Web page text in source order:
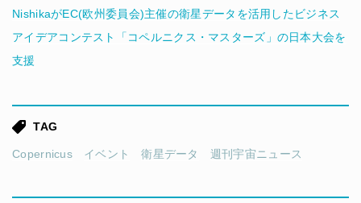
NishikaがEC(欧州委員会)主催の衛星データを活用したビジネス
アイデアコンテスト「コペルニクス・マスターズ」の日本大会を
支援
TAG
Copernicus イベント 衛星データ 週刊宇宙ニュース